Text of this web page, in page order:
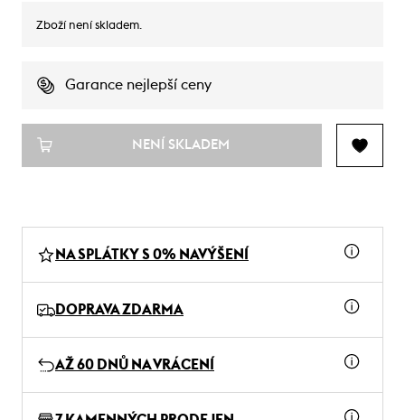
Zboží není skladem.
Garance nejlepší ceny
NENÍ SKLADEM
NA SPLÁTKY S 0% NAVÝŠENÍ
DOPRAVA ZDARMA
AŽ 60 DNŮ NA VRÁCENÍ